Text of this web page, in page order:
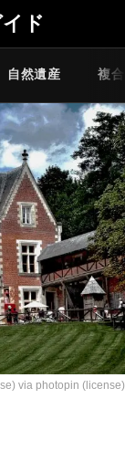
ド
自然遺産 複
via photopin (license)